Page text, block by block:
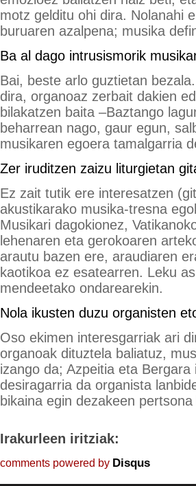
motz gelditu ohi dira. Nolanahi
buruaren azalpena; musika
Ba al dago intrusismorik
Bai, beste arlo guztietan
dira, organoaz zerbait dakien
bilakatzen baita –Baztango
beharrean nago, gaur egun,
musikaren egoera tamalgarria
Zer iruditzen zaizu liturgietan
Ez zait tutik ere interesatzen
akustikarako musika-tresna
Musikari dagokionez,
lehenaren eta gerokoaren
arautu bazen ere, araudiaren
kaotikoa ez esatearren. Leku
mendeetako ondarearekin.
Nola ikusten duzu organisten
Oso ekimen interesgarriak ari
organoak dituztela baliatuz,
izango da; Azpeitia eta
desiragarria da organista
bikaina egin dezakeen pertsona
Irakurleen iritziak:
comments powered by Disqus